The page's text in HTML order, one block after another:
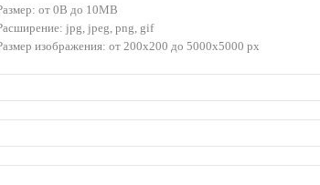
от 0B до 10MB
jpg, jpeg, png, gif
изображения: от 200x200 до 5000x5000 px